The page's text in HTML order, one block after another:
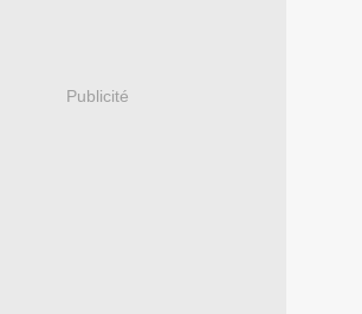
Publicité